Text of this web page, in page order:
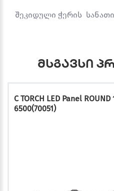
შეკიდული ჭერის სანათი
მსგავსი
C TORCH LED Panel ROUND
6500(70051)